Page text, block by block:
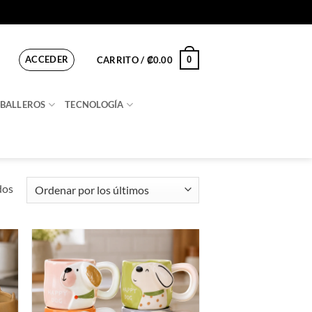
ACCEDER CARRITO / ₡0.00 0
TECNOLOGÍA
Ordenado
por
últimos
Añadir
a la
lista de
deseos